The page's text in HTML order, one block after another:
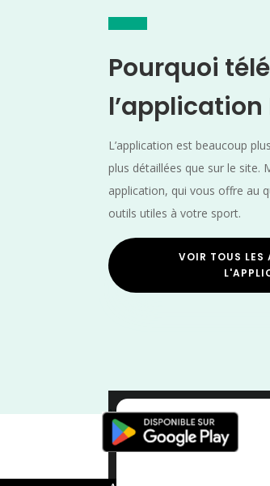
Pourquoi
l’application
L’application est beaucoup
plus détaillées que sur le site.
application, qui vous offre au
outils utiles à votre sport.
VOIR TOUS LES
Vélo/Nouvelle Aquitaine